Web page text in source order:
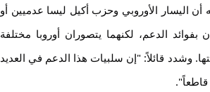
اليسار الأوروبي وحزب أكيل ليسا عدميين أو
بفوائد الدعم، لكنهما يتصوران أوروبا مختلفة
وشدد قائلاً: "إن سلبيات هذا الدعم في العديد